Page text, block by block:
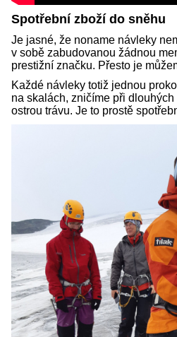
Spotřební zboží do sněhu
Je jasné, že noname návleky
v sobě zabudovanou žádnou
prestižní značku. Přesto je
Každé návleky totiž jednou
na skalách, zničíme při
ostrou trávu. Je to prostě